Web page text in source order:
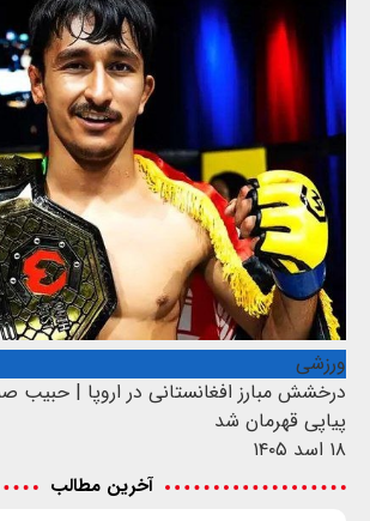
ورزشی
درخشش مبارز افغانستانی در اروپا | حبیب
پیاپی قهرمان شد
۱۸ اسد ۱۴۰۵
آخرین مطالب